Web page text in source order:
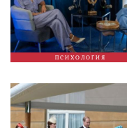
ПСИХОЛОГИЯ